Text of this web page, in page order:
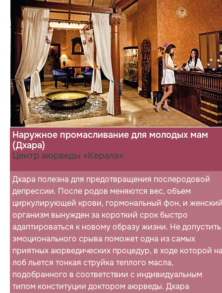
Наружное промасливание для молодых мам
(Дхара)
Центр аюрведы «Керала»
Дхара полезна для предотвращения послеродовой
депрессии. После родов меняются вес, объем
циркулирующей крови, гормональный фон, и
организм вынужден за короткий срок быстро
адаптироваться к новому образу жизни. Не допустить
эмоционального срыва поможет одна из самых
приятных аюрведических процедур, в ходе которой
лоб льется тонкая струйка теплого масла,
подобранного в соответствии с индивидуальным
типом конституции доктором аюрведы. Дхара